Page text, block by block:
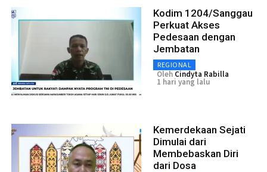
Kodim 1204/Sanggau
Perkuat Akses
Pedesaan dengan
Jembatan
REGIONAL
Oleh Cindyta Rabilla
1 hari yang lalu
Kemerdekaan Sejati
Dimulai dari
Membebaskan Diri
dari Dosa